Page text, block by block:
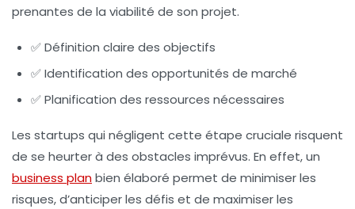
prenantes de la viabilité de son projet.
✅ Définition claire des objectifs
✅ Identification des opportunités de marché
✅ Planification des ressources nécessaires
Les startups qui négligent cette étape cruciale risquent
de se heurter à des obstacles imprévus. En effet, un
business planbien élaboré permet de minimiser les
risques, d’anticiper les défis et de maximiser les